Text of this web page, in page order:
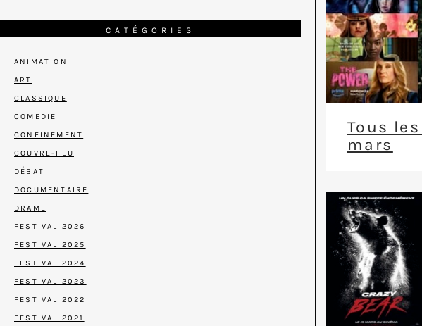
CATÉGORIES
ANIMATION
ART
CLASSIQUE
COMEDIE
CONFINEMENT
COUVRE-FEU
DÉBAT
DOCUMENTAIRE
DRAME
FESTIVAL 2026
FESTIVAL 2025
FESTIVAL 2024
FESTIVAL 2023
FESTIVAL 2022
FESTIVAL 2021
Tous
mars